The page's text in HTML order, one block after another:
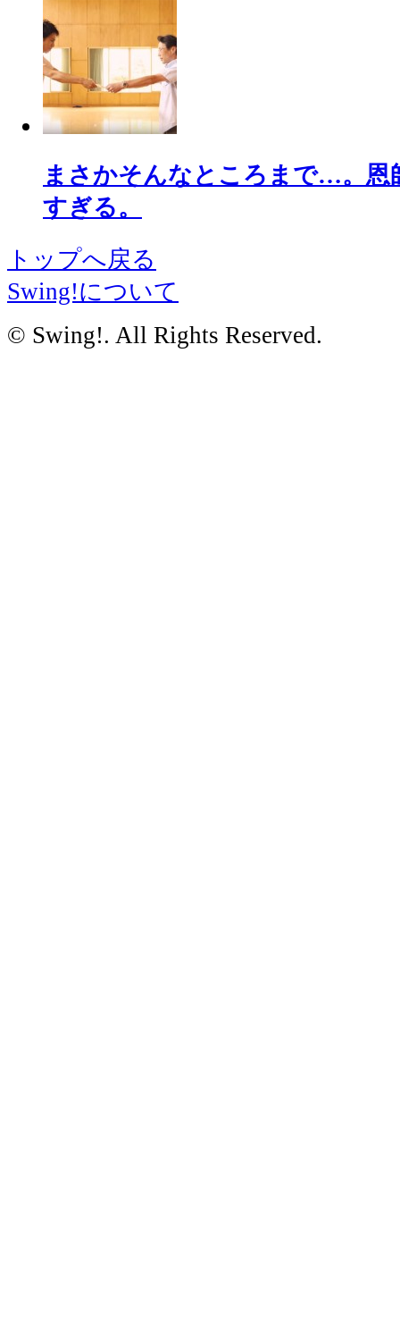
まさかそんなところまで…。恩
すぎる。
トップへ戻る
Swing!について
© Swing!. All Rights Reserved.